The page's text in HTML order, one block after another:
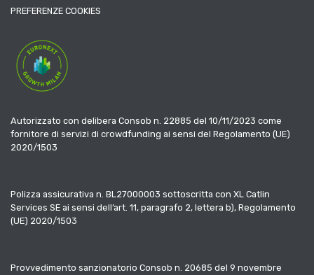
PREFERENZE COOKIES
Autorizzato con delibera Consob n. 22885 del 10/11/2023 come
fornitore di servizi di crowdfunding ai sensi del Regolamento (UE)
2020/1503
Polizza assicurativa n. BL27000003 sottoscritta con XL Catlin
Services SE ai sensi dell’art. 11, paragrafo 2, lettera b), Regolamento
(UE) 2020/1503
Provvedimento sanzionatorio Consob n. 20685 del 9 novembre